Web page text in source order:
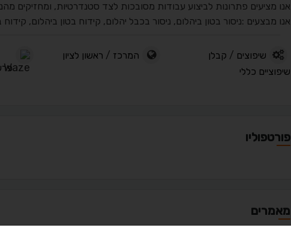
אנו מציעים פתרונות לביצוע עבודות מסובכות לצד סטנדרטיות, ומחזיקים
אנו מבצעים :ניסור בטון ביהלום, ניסור בכבל יהלום, קידוח בטון ביהלום,
שיפוצים / קבלן
שיפוציים כללי
המרכז / ראשון לציון
פורטפוליו
מאמרים